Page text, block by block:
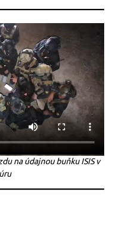
na údajnou buňku ISIS v